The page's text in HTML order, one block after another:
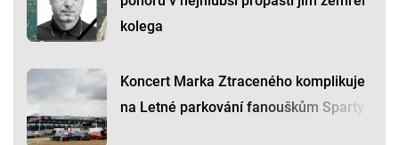
kolega
Koncert Marka Ztraceného komplikuje
na Letné parkování fanouškům Sparty